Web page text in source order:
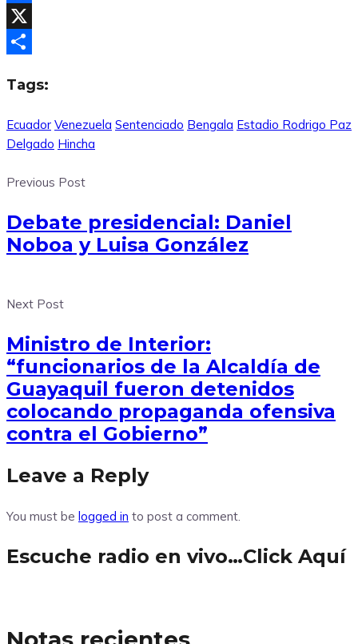
Facebook
X
Tags:
Ecuador Venezuela Sentenciado Bengala Estadio Rodrigo Paz
Delgado Hincha
Previous Post
Debate presidencial: Daniel
Noboa y Luisa González
Next Post
Ministro de Interior:
“funcionarios de la Alcaldía de
Guayaquil fueron detenidos
colocando propaganda ofensiva
contra el Gobierno”
Leave a Reply
You must be logged in to post a comment.
Escuche radio en vivo…Click Aquí